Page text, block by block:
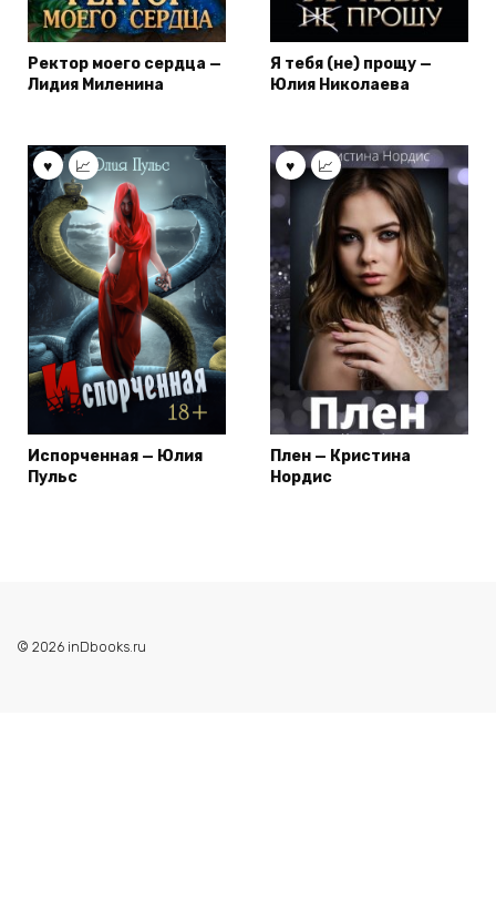
Ректор моего сердца —
Лидия Миленина
Я тебя (не) прощу —
Юлия Николаева
Испорченная — Юлия
Пульс
Плен — Кристина
Нордис
© 2026 inDbooks.ru